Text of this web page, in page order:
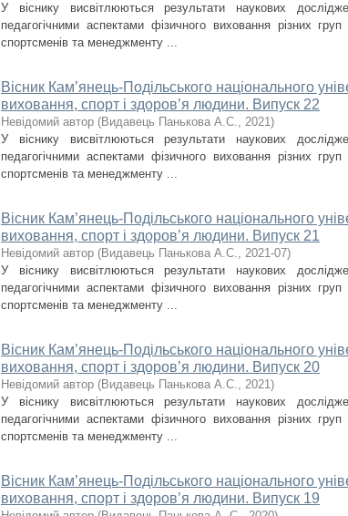
У віснику висвітлюються результати наукових
педагогічними аспектами фізичного виховання різних груп
спортсменів та менеджменту ...
Вісник Кам’янець-Подільського національного
виховання, спорт і здоров’я людини. Випуск 22
Невідомий автор (Видавець Панькова А.С., 2021)
У віснику висвітлюються результати наукових
педагогічними аспектами фізичного виховання різних груп
спортсменів та менеджменту ...
Вісник Кам’янець-Подільського національного
виховання, спорт і здоров’я людини. Випуск 21
Невідомий автор (Видавець Панькова А.С., 2021-07)
У віснику висвітлюються результати наукових
педагогічними аспектами фізичного виховання різних груп
спортсменів та менеджменту ...
Вісник Кам’янець-Подільського національного
виховання, спорт і здоров’я людини. Випуск 20
Невідомий автор (Видавець Панькова А.С., 2021)
У віснику висвітлюються результати наукових
педагогічними аспектами фізичного виховання різних груп
спортсменів та менеджменту ...
Вісник Кам’янець-Подільського національного
виховання, спорт і здоров’я людини. Випуск 19